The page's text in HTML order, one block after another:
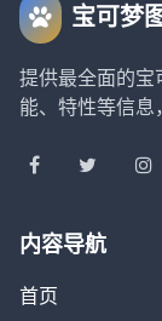
宝可梦
提供最全面的宝
能、特性等信息
内容导航
首页